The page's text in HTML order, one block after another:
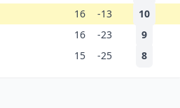
16 -13 10
16 -23 9
15 -25 8